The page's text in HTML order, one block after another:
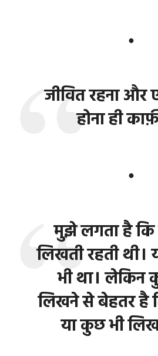
●
जीवित रहना
होना ही
●
मुझे लगता है
लिखती रहती
भी था। लेकिन
लिखने से बेहतर है
या कुछ भी